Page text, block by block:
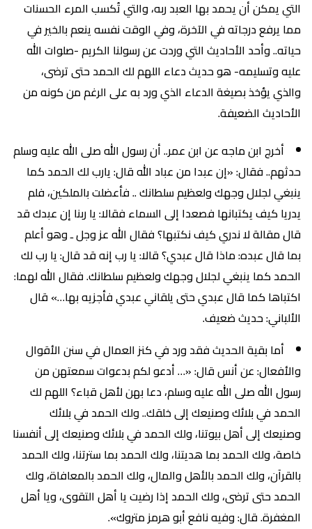
التي يمكن أن يحمد بها العبد ربه، والتي تُكسب المرء الحسنات
مما يرفع درجاته في الآخرة، وفي الوقت نفسه ينعم بالخير في
حياته.. وأحد الأحاديث التي وردت عن رسولنا الكريم -صلوات الله
عليه وتسليمه- هو حديث دعاء اللهم لك الحمد حتى ترضى،
والذي يؤخذ بصيغة الدعاء الذي ورد به على الرغم من كونه من
الأحاديث الضعيفة.
أخرج ابن ماجه عن ابن عمر.. أن رسول الله صلى الله عليه وسلم
حدثهم.. فقال: «إن عبدا من عباد الله قال: يارب لك الحمد كما
ينبغي لجلال وجهك ولعظيم سلطانك .. فأعضلت بالملكين، فلم
يدريا كيف يكتبانها فصعدا إلى السماء فقالا: يا ربنا إن عبدك قد
قال مقالة لا ندري كيف نكتبها؟ فقال الله عز وجل ـ وهو أعلم
بما قال عبده: ماذا قال عبدي؟ قالا: يا رب إنه قد قال: يا رب لك
الحمد كما ينبغي لجلال وجهك ولعظيم سلطانك. فقال الله لهما:
اكتباها كما قال عبدي حتى يلقاني عبدي فأجزيه بها…» قال
الألباني: حديث ضعيف.
أما بقية الحديث فقد ورد في كنز العمال في سنن الأقوال
والأفعال: عن أنس قال: «… أدعو لكم بدعوات سمعتهن من
رسول الله صلى الله عليه وسلم، دعا بهن لأهل قباء؟ اللهم لك
الحمد في بلائك وصنيعك إلى خلقك.. ولك الحمد في بلائك
وصنيعك إلى أهل بيوتنا، ولك الحمد في بلائك وصنيعك إلى أنفسنا
خاصة، ولك الحمد بما هديتنا، ولك الحمد بما سترتنا، ولك الحمد
بالقرآن، ولك الحمد بالأهل والمال، ولك الحمد بالمعافاة، ولك
الحمد حتى ترضى، ولك الحمد إذا رضيت يا أهل التقوى، ويا أهل
المغفرة. قال: وفيه نافع أبو هرمز متروك».